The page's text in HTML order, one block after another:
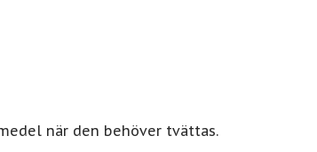
när den behöver tvättas.